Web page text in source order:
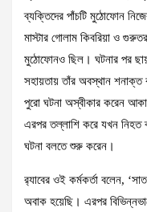
ব্যক্তিদের পাঁচটি মুঠোফোন
মাস্টার গোলাম কিবরিয়া ও
মুঠোফোনও ছিল। ঘটনার পর
সহায়তায় তাঁর অবস্থান শনাক্ত
পুরো ঘটনা অস্বীকার করেন
এরপর তল্লাশি করে যখন নিহত
ঘটনা বলতে শুরু করেন।
র‍্যাবের ওই কর্মকর্তা বলেন,
অবাক হয়েছি। এরপর